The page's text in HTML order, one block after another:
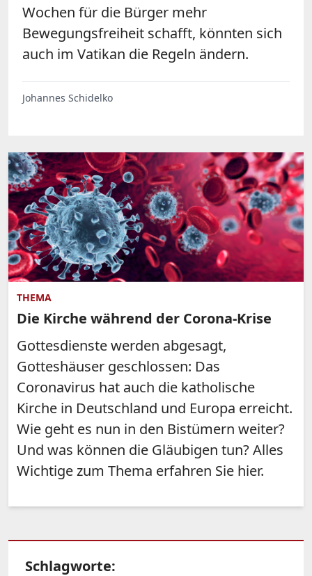
Wochen für die Bürger mehr
Bewegungsfreiheit schafft, könnten sich
auch im Vatikan die Regeln ändern.
Johannes Schidelko
THEMA
Die Kirche während der Corona-Krise
Gottesdienste werden abgesagt,
Gotteshäuser geschlossen: Das
Coronavirus hat auch die katholische
Kirche in Deutschland und Europa erreicht.
Wie geht es nun in den Bistümern weiter?
Und was können die Gläubigen tun? Alles
Wichtige zum Thema erfahren Sie hier.
Schlagworte: